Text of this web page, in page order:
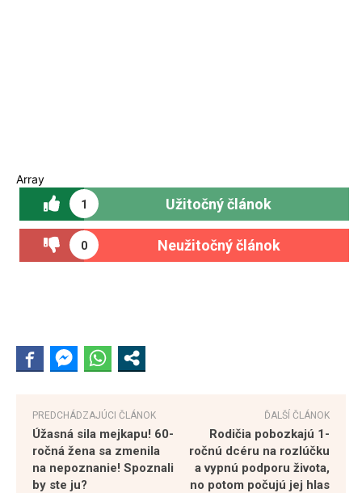
Array
1 Užitočný článok
0 Neužitočný článok
PREDCHÁDZAJÚCI ČLÁNOK
Úžasná sila mejkapu! 60-
ročná žena sa zmenila
na nepoznanie! Spoznali
by ste ju?
ĎALŠÍ ČLÁNOK
Rodičia pobozkajú 1-
ročnú dcéru na rozlúčku
a vypnú podporu života,
no potom počujú jej hlas